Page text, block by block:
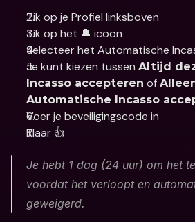
Tik op je Profiel linksboven
Tik op het 🔔 icoon
Selecteer het Automatische
Je kunt kiezen tussen Altijd
Incasso accepteren of
Automatische Incasso
Voer je beveiligingscode in
Klaar 👍
Je hebt 1 dag (24 uur) om het
voordat het verloopt en
geweigerd.